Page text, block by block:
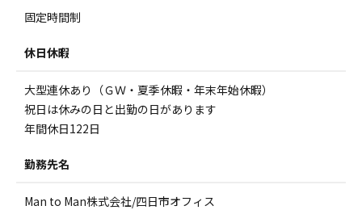
固定時間制
休日休暇
大型連休あり（ＧＷ・夏季休暇・年末年始休暇）
祝日は休みの日と出勤の日があります
年間休日122日
勤務先名
Man to Man株式会社/四日市オフィス